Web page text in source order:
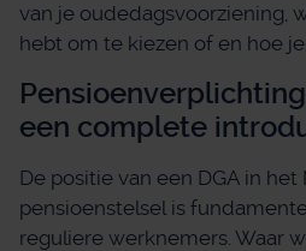
van je oudedagsvoorziening,
hebt om te kiezen of en hoe
een complete
De positie van een DGA in
pensioenstelsel is
reguliere werknemers. Waar